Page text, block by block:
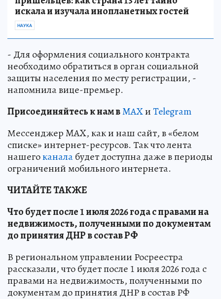
искала и изучала инопланетных гостей
НАУКА
- Для оформления социального контракта
необходимо обратиться в орган социальной
защиты населения по месту регистрации, -
напомнила вице-премьер.
Присоединяйтесь к нам вMAXиTelegram
Мессенджер MAX, как и наш сайт, в «белом
списке» интернет-ресурсов. Так что лента
нашегоканалабудет доступна даже в периоды
ограничений мобильного интернета.
ЧИТАЙТЕ ТАКЖЕ
Что будет после 1 июля 2026 года с правами на
недвижимость, полученными по документам
до принятия ДНР в состав РФ
В региональном управлении Росреестра
рассказали, что будет после 1 июля 2026 года с
правами на недвижимость, полученными по
документам до принятия ДНР в состав РФ